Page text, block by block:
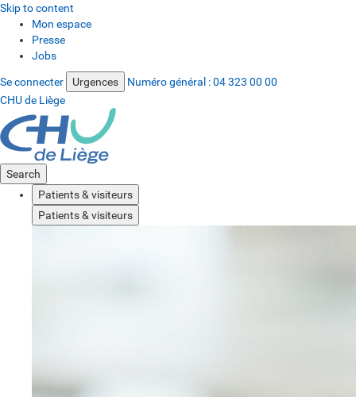
Skip to content
Mon espace
Presse
Jobs
Se connecter Urgences Numéro général :04 323 00 00
CHU de Liège
Search
Patients & visiteurs
Patients & visiteurs